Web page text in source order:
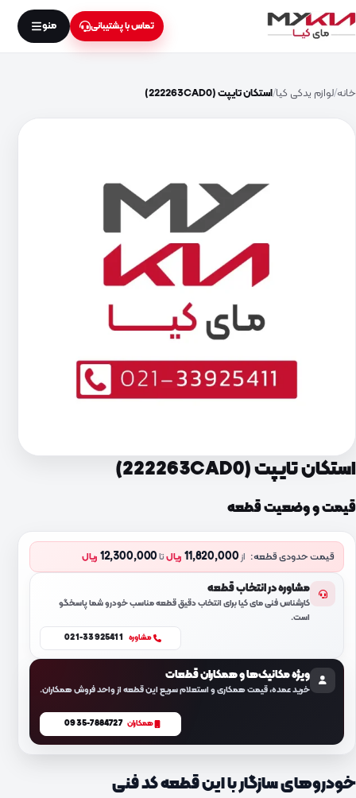
تماس با پشتیبانی منو
خانه لوازم یدکی کیا استکان تایپت (222263CAD0)
استکان تایپت (222263CAD0)
قیمت و وضعیت قطعه
قیمت حدودی قطعه: از11,820,000 ریالتا12,300,000 ریال
مشاوره در انتخاب قطعه
کارشناس فنی مای کیا برای انتخاب دقیق قطعه مناسب خودرو شما پاسخگو
است.
مشاوره 021-33925411
ویژه مکانیک‌ها و همکاران قطعات
خرید عمده، قیمت همکاری و استعلام سریع این قطعه از واحد فروش همکاران.
همکاران 0935-7884727
خودروهای سازگار با این قطعه کد فنی